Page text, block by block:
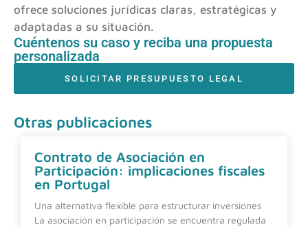
ofrece soluciones jurídicas claras, estratégicas y
adaptadas a su situación.
Cuéntenos su caso y reciba una propuesta
personalizada
SOLICITAR PRESUPUESTO LEGAL
Otras publicaciones
Contrato de Asociación en
Participación: implicaciones fiscales
en Portugal
Una alternativa flexible para estructurar inversiones
La asociación en participación se encuentra regulada